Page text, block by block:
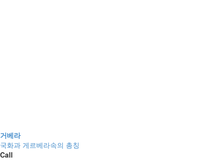
거베라
국화과 게르베라속의 총칭
Call